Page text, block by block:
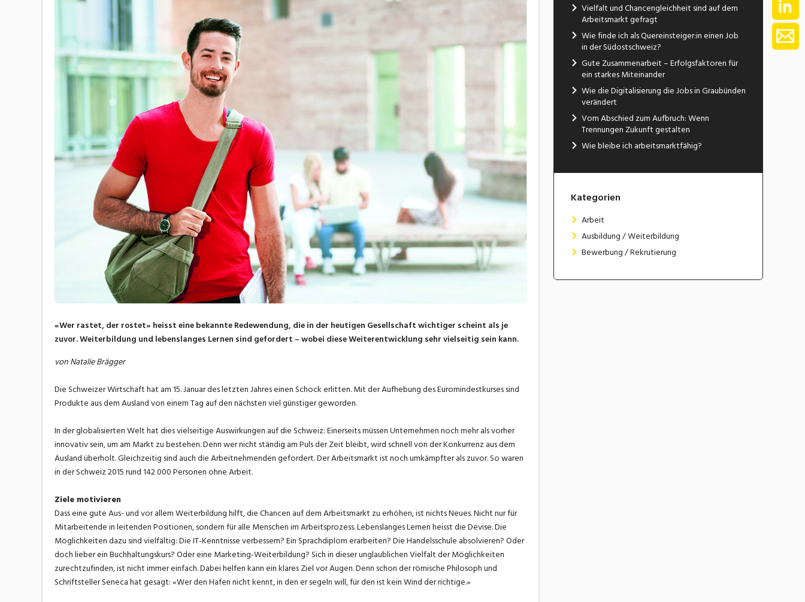
«Wer rastet, der rostet» heisst eine bekannte Redewendung, die in der heutigen Gesellschaft wichtiger scheint als je
zuvor. Weiterbildung und lebenslanges Lernen sind gefordert – wobei diese Weiterentwicklung sehr vielseitig sein kann.
von Natalie Brägger
Die Schweizer Wirtschaft hat am 15. Januar des letzten Jahres einen Schock erlitten. Mit der Aufhebung des Euromindestkurses sind
Produkte aus dem Ausland von einem Tag auf den nächsten viel günstiger geworden.
In der globalisierten Welt hat dies vielseitige Auswirkungen auf die Schweiz: Einerseits müssen Unternehmen noch mehr als vorher
innovativ sein, um am Markt zu bestehen. Denn wer nicht ständig am Puls der Zeit bleibt, wird schnell von der Konkurrenz aus dem
Ausland überholt. Gleichzeitig sind auch die Arbeitnehmenden gefordert. Der Arbeitsmarkt ist noch umkämpfter als zuvor. So waren
in der Schweiz 2015 rund 142 000 Personen ohne Arbeit.
Ziele motivieren
Dass eine gute Aus- und vor allem Weiterbildung hilft, die Chancen auf dem Arbeitsmarkt zu erhöhen, ist nichts Neues. Nicht nur für
Mitarbeitende in leitenden Positionen, sondern für alle Menschen im Arbeitsprozess. Lebenslanges Lernen heisst die Devise. Die
Möglichkeiten dazu sind vielfältig: Die IT-Kenntnisse verbessern? Ein Sprachdiplom erarbeiten? Die Handelsschule absolvieren? Oder
doch lieber ein Buchhaltungskurs? Oder eine Marketing-Weiterbildung? Sich in dieser unglaublichen Vielfalt der Möglichkeiten
zurechtzufinden, ist nicht immer einfach. Dabei helfen kann ein klares Ziel vor Augen. Denn schon der römische Philosoph und
Schriftsteller Seneca hat gesagt: «Wer den Hafen nicht kennt, in den er segeln will, für den ist kein Wind der richtige.»
Vielfalt und Chancengleichheit sind auf dem
Arbeitsmarkt gefragt
Wie finde ich als Quereinsteiger:in einen Job
in der Südostschweiz?
Gute Zusammenarbeit – Erfolgsfaktoren für
ein starkes Miteinander
Wie die Digitalisierung die Jobs in Graubünden
verändert
Vom Abschied zum Aufbruch: Wenn
Trennungen Zukunft gestalten
Wie bleibe ich arbeitsmarktfähig?
Kategorien
Arbeit
Ausbildung / Weiterbildung
Bewerbung / Rekrutierung